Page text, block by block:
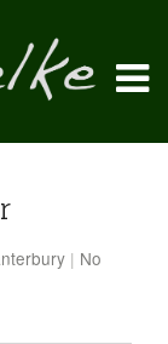
| No